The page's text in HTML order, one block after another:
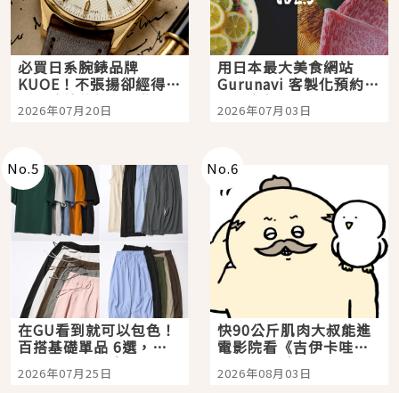
必買日系腕錶品牌
KUOE！不張揚卻經得起
時間洗鍊的經典之作五
選
2026年07月20日
用日本最大美食網站
Gurunavi 客製化預約九
大都市餐廳，打造專屬
美食體驗！
2026年07月03日
No.5
在GU看到就可以包色！
百搭基礎單品 6選，閉
眼全收也不心疼
2026年07月25日
No.6
快90公斤肌肉大叔能進
電影院看《吉伊卡哇》
嗎？日本重金屬樂團
「打首」會長與nagano
2026年08月03日